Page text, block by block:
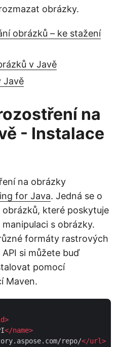
obrázky.
obrázků – ke stažení
v Javě
Javě
na
- Instalace
na obrázky
for Java. Jedná se o
které poskytuje
s obrázky.
formáty rastrových
si můžete buď
pomocí
Maven.
>
</name>
repo/</url>